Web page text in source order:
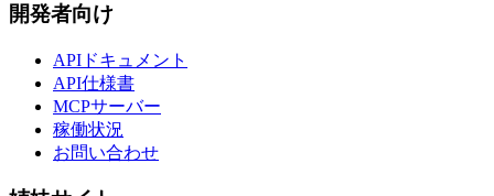
開発者向け
APIドキュメント
API仕様書
MCPサーバー
稼働状況
お問い合わせ